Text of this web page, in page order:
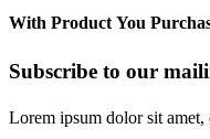
With Product You
Subscribe to our
Lorem ipsum dolor sit amet,